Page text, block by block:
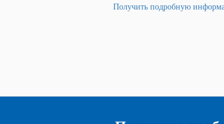
Получить подробную